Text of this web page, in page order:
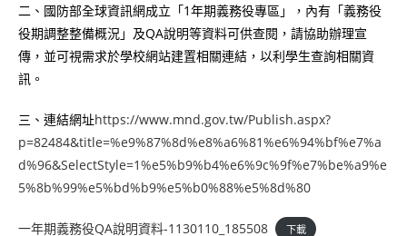
二、國防部全球資訊網成立「1年期義務役專區」，內有「義務役
役期調整整備概況」及QA說明等資料可供查閱，請協助辦理宣
傳，並可視需求於學校網站建置相關連結，以利學生查詢相關資
訊。
三、連結網址https://www.mnd.gov.tw/Publish.aspx?
p=82484&title=%e9%87%8d%e8%a6%81%e6%94%bf%e7%a
d%96&SelectStyle=1%e5%b9%b4%e6%9c%9f%e7%be%a9%e
5%8b%99%e5%bd%b9%e5%b0%88%e5%8d%80
一年期義務役QA說明資料-1130110_185508 下載